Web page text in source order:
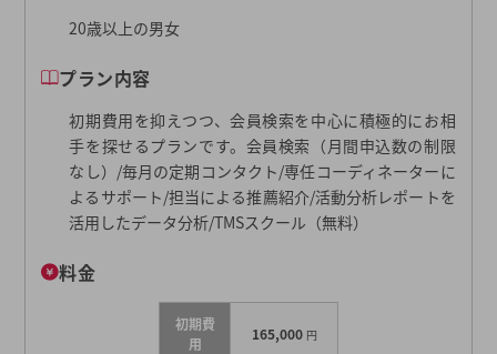
20歳以上の男女
プラン内容
初期費用を抑えつつ、会員検索を中心に積極的にお相
手を探せるプランです。会員検索（月間申込数の制限
なし）/毎月の定期コンタクト/専任コーディネーターに
よるサポート/担当による推薦紹介/活動分析レポートを
活用したデータ分析/TMSスクール（無料）
料金
初期費
用
165,000 円